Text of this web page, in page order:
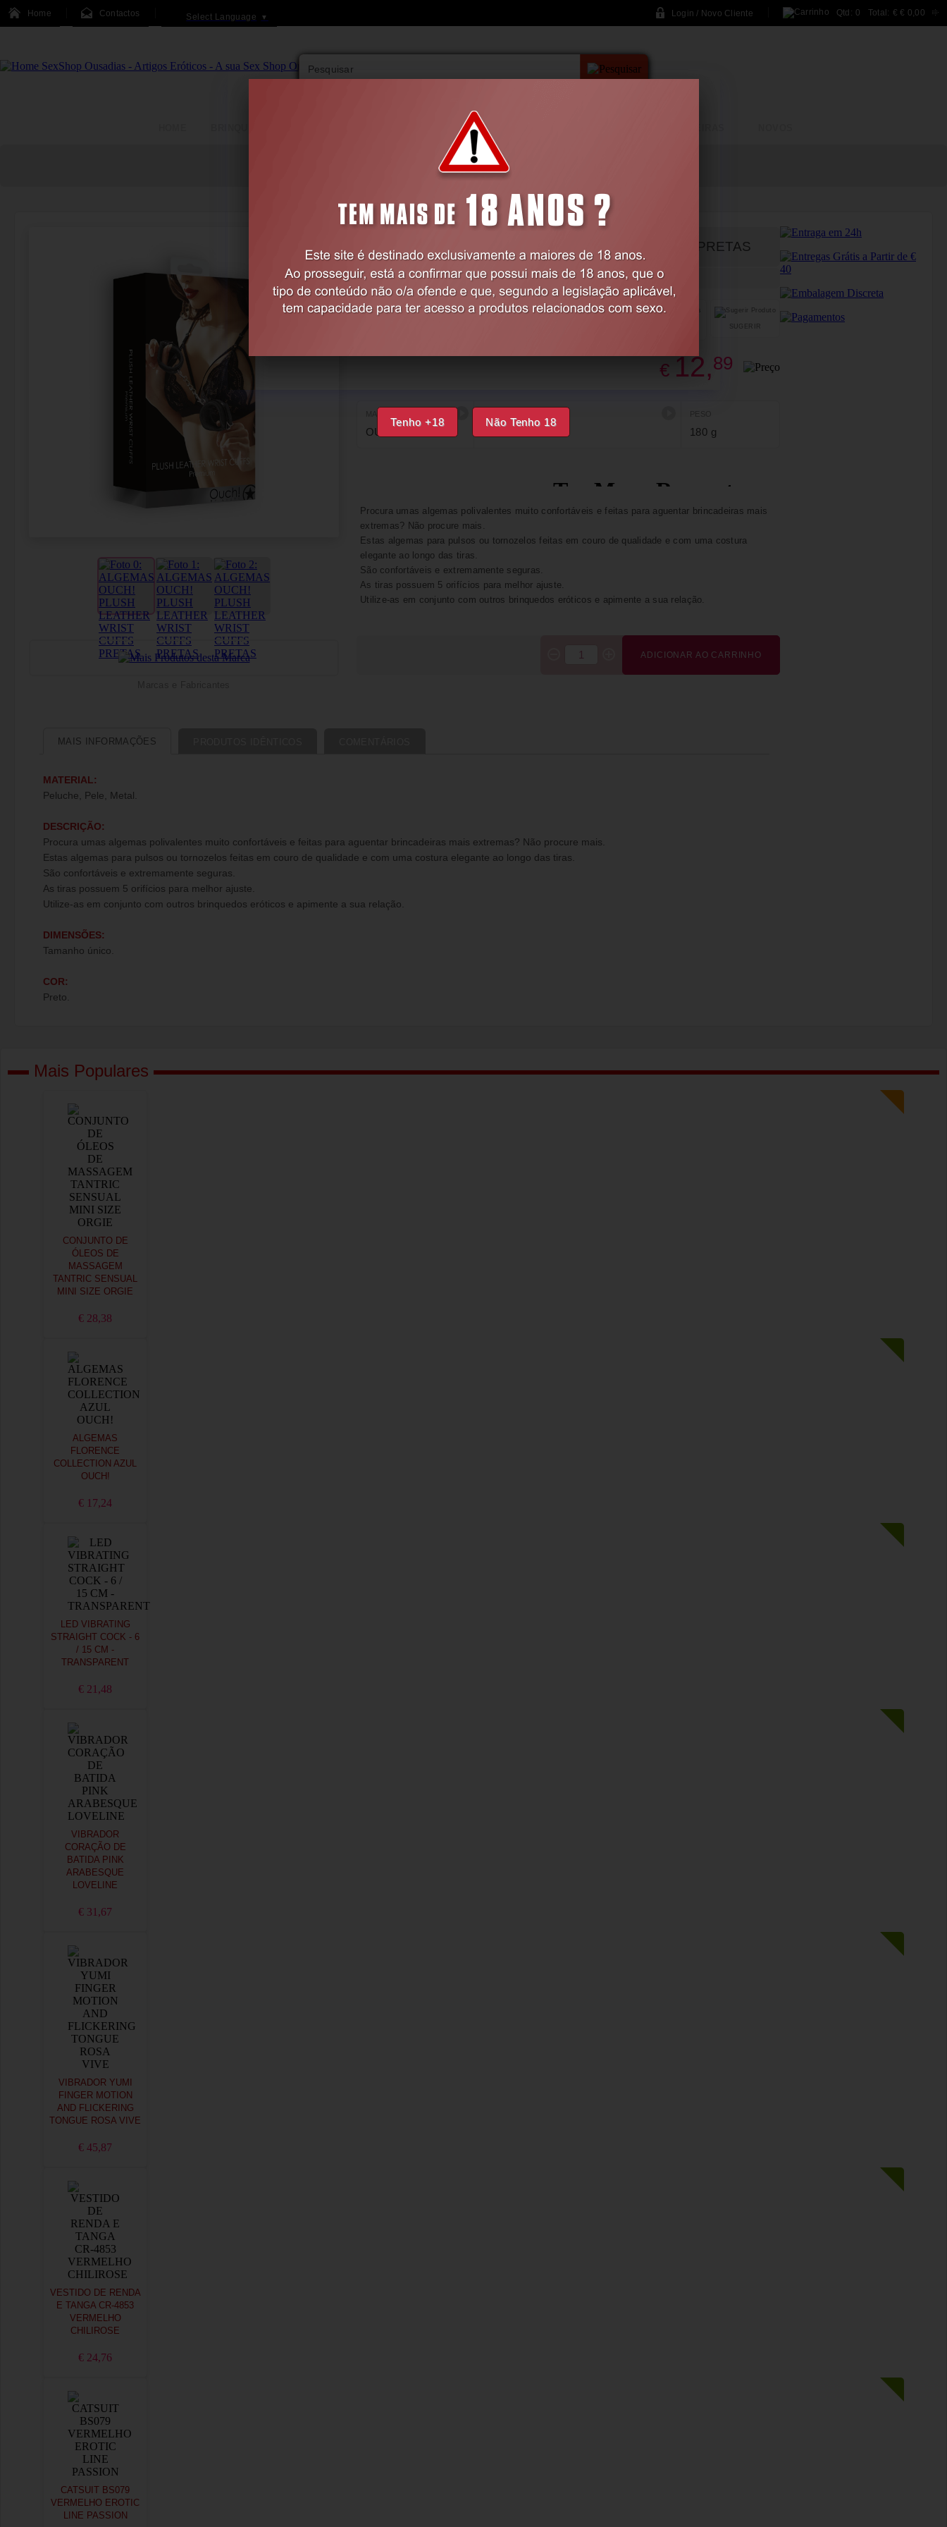
Tenho +18 Não Tenho 18
Home Contactos Select Language ▼ Login / Novo Cliente Qtd: 0 Total: €€ 0,00
LINGERIE
BDSM
ALGEMAS OUCH! PLUSH LEATHER WRIST CUFFS PRETAS
Código:EX15318
SUGERIR
€ 12,89
OUCH! 180 g
Procura umas algemas polivalentes muito confortáveis e feitas para aguentar brincadeiras mais
extremas? Não procure mais.
Estas algemas para pulsos ou tornozelos feitas em couro de qualidade e com uma costura
elegante ao longo das tiras.
São confortáveis e extremamente seguras.
As tiras possuem 5 orifícios para melhor ajuste.
Utilize-as em conjunto com outros brinquedos eróticos e apimente a sua relação.
ADICIONAR AO CARRINHO
MAIS INFORMAÇÕES
MATERIAL:
Peluche, Pele, Metal.
DESCRIÇÃO:
Procura umas algemas polivalentes muito confortáveis e feitas para aguentar brincadeiras mais extremas? Não procure mais.
Estas algemas para pulsos ou tornozelos feitas em couro de qualidade e com uma costura elegante ao longo das tiras.
São confortáveis e extremamente seguras.
As tiras possuem 5 orifícios para melhor ajuste.
Utilize-as em conjunto com outros brinquedos eróticos e apimente a sua relação.
DIMENSÕES:
Tamanho único.
COR:
Preto.
Mais Populares
CONJUNTO DE
ÓLEOS DE
MASSAGEM
TANTRIC SENSUAL
MINI SIZE ORGIE
€ 28,38
ALGEMAS
FLORENCE
COLLECTION AZUL
OUCH!
€ 17,24
LED VIBRATING
STRAIGHT COCK - 6
/ 15 CM -
TRANSPARENT
€ 21,48
VIBRADOR
CORAÇÃO DE
BATIDA PINK
ARABESQUE
LOVELINE
€ 31,67
VIBRADOR YUMI
FINGER MOTION
AND FLICKERING
TONGUE ROSA VIVE
€ 45,87
VESTIDO DE RENDA
E TANGA CR-4853
VERMELHO
CHILIROSE
€ 24,76
CATSUIT BS079
VERMELHO EROTIC
LINE PASSION